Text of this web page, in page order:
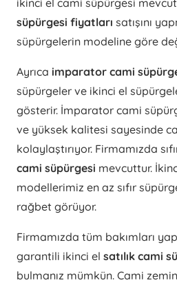
ikinci el cami süpürgesi
süpürgesi fiyatları satışını
süpürgelerin modeline göre
Ayrıca imparator cami
süpürgeler ve ikinci el
gösterir. İmparator cami
ve yüksek kalitesi sayesinde
kolaylaştırıyor. Firmamızda
cami süpürgesi mevcuttur.
modellerimiz en az sıfır
rağbet görüyor.
Firmamızda tüm bakımları
garantili ikinci el satılık cami
bulmanız mümkün. Cami